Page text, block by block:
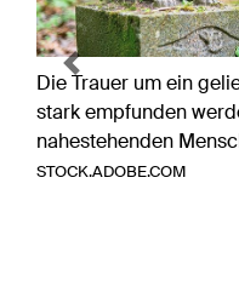
Die Trauer um ein
stark empfunden
nahestehenden
STOCK.ADOBE.COM
Previous